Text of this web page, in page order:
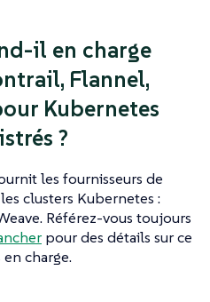
il en charge
Flannel,
Kubernetes
?
les fournisseurs de
clusters Kubernetes :
Référez-vous toujours
pour des détails sur ce
charge.